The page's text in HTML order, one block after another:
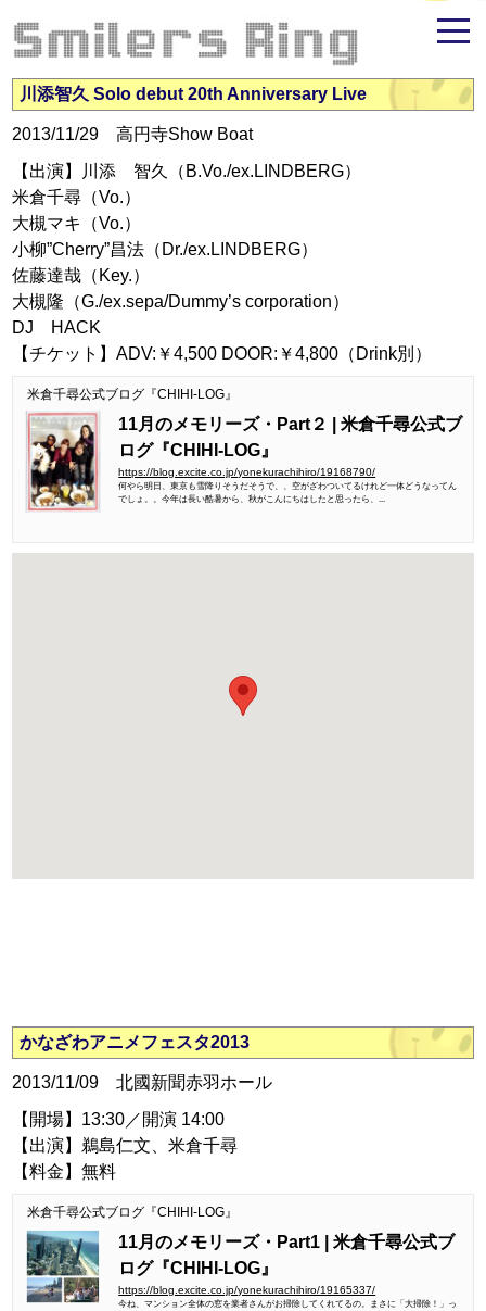
米倉千尋ファンサイト - Smilers Ring
川添智久 Solo debut 20th Anniversary Live
2013/11/29 高円寺Show Boat
【出演】川添 智久（B.Vo./ex.LINDBERG）
米倉千尋（Vo.）
大槻マキ（Vo.）
小柳”Cherry”昌法（Dr./ex.LINDBERG）
佐藤達哉（Key.）
大槻隆（G./ex.sepa/Dummy’s corporation）
DJ HACK
【チケット】ADV:￥4,500 DOOR:￥4,800（Drink別）
米倉千尋公式ブログ『CHIHI-LOG』
11月のメモリーズ・Part２ | 米倉千尋公式ブ
ログ『CHIHI-LOG』
https://blog.excite.co.jp/yonekurachihiro/19168790/
何やら明日、東京も雪降りそうだそうで、、空がざわついてるけれど一体どうなってん
でしょ。。今年は長い酷暑から、秋がこんにちはしたと思ったら、...
かなざわアニメフェスタ2013
2013/11/09 北國新聞赤羽ホール
【開場】13:30／開演 14:00
【出演】鵜島仁文、米倉千尋
【料金】無料
米倉千尋公式ブログ『CHIHI-LOG』
11月のメモリーズ・Part1 | 米倉千尋公式ブ
ログ『CHIHI-LOG』
https://blog.excite.co.jp/yonekurachihiro/19165337/
今ね、マンション全体の窓を業者さんがお掃除してくれてるの。まさに「大掃除！」っ